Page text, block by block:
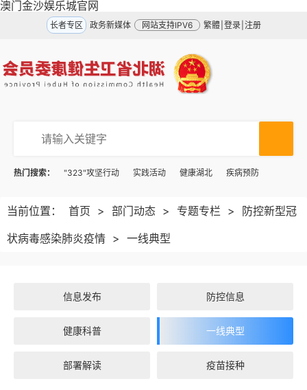
澳门金沙娱乐城官网
长者专区 政务新媒体 网站支持IPV6 繁體 登录 注册
热门搜索： "323"攻坚行动 实践活动 健康湖北 疾病预防
当前位置： 首页 > 部门动态 > 专题专栏 >
防控新型冠
状病毒感染肺炎疫情 > 一线典型
信息发布 防控信息
健康科普 一线典型
部署解读 疫苗接种